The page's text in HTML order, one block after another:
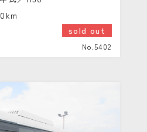
sold out
No.5402